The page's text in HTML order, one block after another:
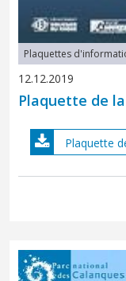
Plaquettes
12.12.2019
Plaquette de
Plaquette